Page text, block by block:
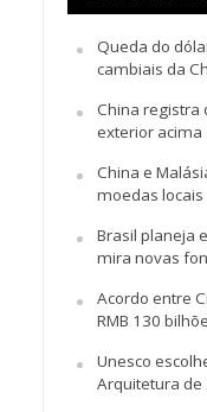
Queda do
cambiais da
China registra
exterior acima
China e
moedas locais
Brasil planeja
mira novas
Acordo entre
RMB 130
Unesco
Arquitetura de